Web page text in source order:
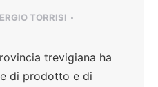
TORRISI
trevigiana ha
di prodotto e di